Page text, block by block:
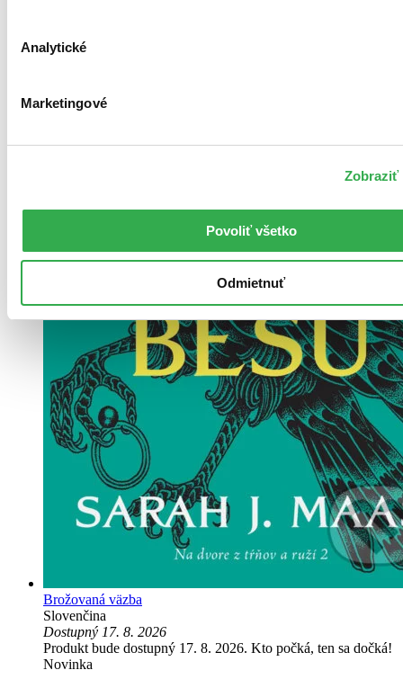
Analytické
Marketingové
Zobraziť
Povoliť všetko
Odmietnuť
Brožovaná väzba
Slovenčina
Dostupný 17. 8. 2026
Produkt bude dostupný 17. 8. 2026. Kto počká, ten sa dočká!
Novinka